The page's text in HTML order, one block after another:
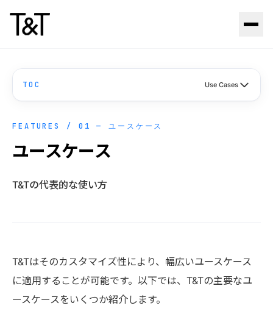
TOC Use Cases
FEATURES / 01 — ユースケース
ユースケース
T&Tの代表的な使い方
T&Tはそのカスタマイズ性により、幅広いユースケース
に適用することが可能です。以下では、T&Tの主要なユ
ースケースをいくつか紹介します。